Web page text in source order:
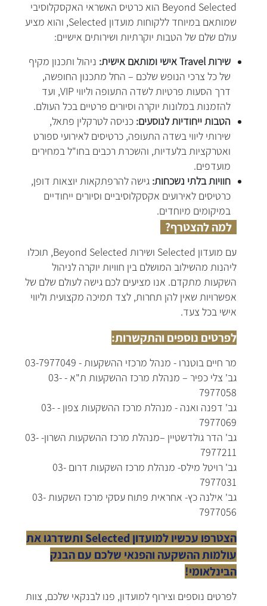
Beyond Selected הוא כרטיס האשראי האקסקלוסיבי
שמותאם במיוחד ללקוחות מועדון Selected, והוא מציע
עולם שלם של הטבות יוקרתיות ושירותים אישיים:
שירותTravel אישי ומותאם אישית:
ניהול ותכנון מקיף
של כל צרכי הנופש שלכם – החל מתכנון החופשה,
דרך הסעות פרטיות לשדה התעופה וליווי VIP, ועד
להזמנות במלונות יוקרה וסיורים פרטיים בכל העולם.
הטבות ייחודיות לנוסעים: כניסה לטרקלין פתאל,
שירותי ליווי בשדה התעופה, כרטיסים לאירועי ספורט
ואטרקציות בלעדיות, והשכרת רכבים בחו"ל במחירים
מועדפים.
חוויות בלתי נשכחות: גישה להרפתקאות יוצאות דופן,
כרטיסים לאירועים אקסקלוסיביים וסיורים ייחודיים
במיקומים מיוחדים.
למה להצטרף?
עם מועדון Selected ושירות Beyond Selected, תוכלו
ליהנות מהשילוב המושלם בין חוויות יוקרה לניהול
השקעות מתקדם. אנו מציעים לכם גישה לעולם שלם של
אפשרויות שאין להן תחרות, לצד תמיכה מקצועית וליווי
אישי בכל צעד.
לפרטים נוספים והתקשרות:
מר חיים בוטנרו - מנהל מרכזי ההשקעות - 03-7977049
גב' צלי כפיר – מנהלת מרכז ההשקעות ת"א - 03-
7977058
גב' דפנה ואנה - מנהלת מרכז ההשקעות צפון - 03-
7977069
גב' הדר גולדשטיין –מנהלת מרכז ההשקעות השרון- 03-
7977211
גב' רויטל מילס- מנהלת מרכז השקעות דרום 03-
7977031
גב' אילנה כץ- אחראית פתוח עסקי מרכז השקעות 03-
7977056
הצטרפו עכשיו למועדון
Selected ותשדרגו את
עולמות ההשקעה והפנאי שלכם עם הבנק
הבינלאומי!
לפרטים נוספים וצירוף למועדון, פנו לבנקאי שלכם, צוות